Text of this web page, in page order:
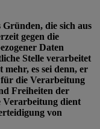
die sich aus
gegen die
Daten
Stelle verarbeitet
mehr, es sei denn, er
die Verarbeitung
Freiheiten der
Verarbeitung dient
von